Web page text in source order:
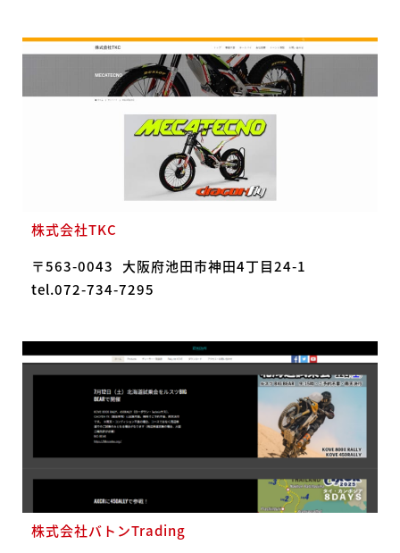
株式会社TKC
〒563-0043 大阪府池田市神田4丁目24-1
tel.072-734-7295
株式会社バトンTrading